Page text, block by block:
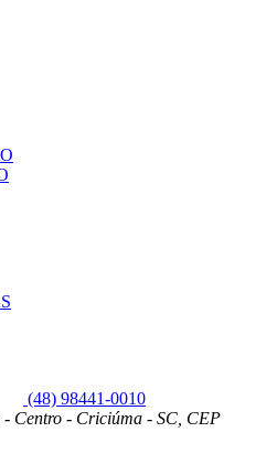
(48) 98441-0010
- Centro - Criciúma - SC, CEP